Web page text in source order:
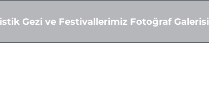
Gezi ve Festivallerimiz Fotoğraf Galerisi